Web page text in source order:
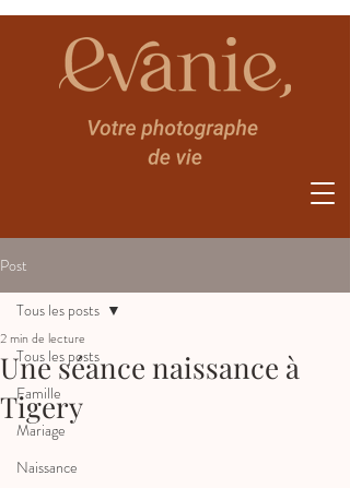
Post
Tous les posts
Famille
Mariage
Naissance
Tous les posts
Une séance naissance à
Tigery
2 min de lecture